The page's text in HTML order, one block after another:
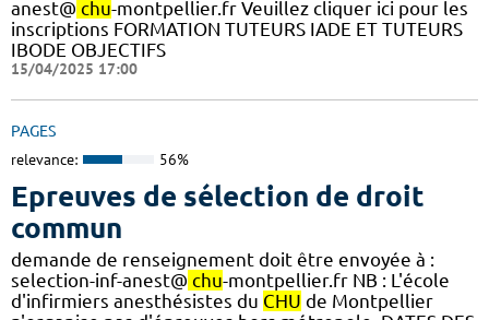
anest@ chu-montpellier.fr Veuillez cliquer ici pour les
inscriptions FORMATION TUTEURS IADE ET TUTEURS
IBODE OBJECTIFS
15/04/2025 17:00
PAGES
relevance: 56%
Epreuves de sélection de droit
commun
demande de renseignement doit être envoyée à :
selection-inf-anest@ chu-montpellier.fr NB : L'école
d'infirmiers anesthésistes du CHU de Montpellier